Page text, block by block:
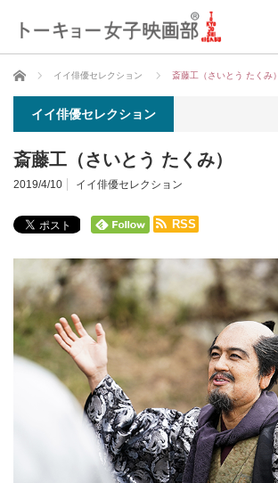
ホーム イイ俳優セレクション 斎藤工（さいとう たくみ）
イイ俳優セレクション
斎藤工（さいとう たくみ）
2019/4/10 イイ俳優セレクション
RSS